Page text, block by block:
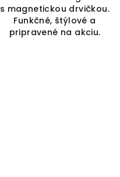
s magnetickou drvičkou.
Funkčné, štýlové a
pripravené na akciu.